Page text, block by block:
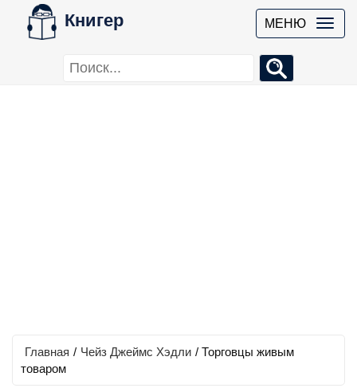
Книгер МЕНЮ
Главная / Чейз Джеймс Хэдли / Торговцы живым
товаром